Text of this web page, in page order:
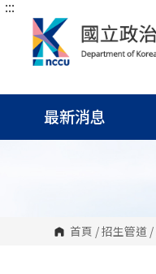
跳
塊
:::
最新消息
首頁 /招生管道 /